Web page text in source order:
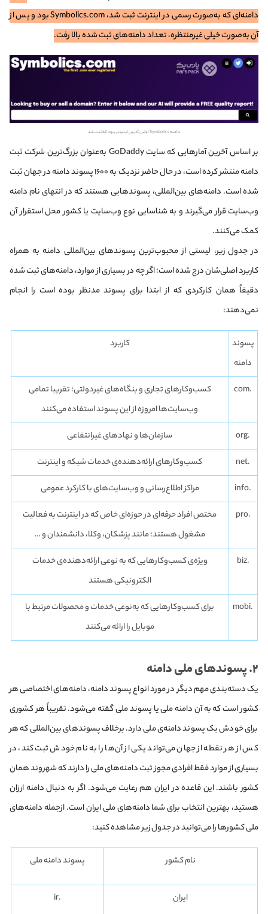
دامنه‌ای که به‌صورت رسمی در اینترنت ثبت شد، Symbolics.com بود و پس از
آن به‌صورت خیلی غیرمنتظره، تعداد دامنه‌های ثبت شده بالا رفت.
دامنه Symbolics اولین آدرس اینترنتی بود که ثبت شد
بر اساس آخرین آمارهایی که سایت GoDaddy به‌عنوان بزرگ‌ترین شرکت ثبت
دامنه منتشر کرده است، در حال حاضر نزدیک به ۱۶۰۰ پسوند دامنه در جهان ثبت
شده است. دامنه‌های بین‌المللی، پسوندهایی هستند که در انتهای نام دامنه
وب‌سایت قرار می‌گیرند و به شناسایی نوع وب‌سایت یا کشور محل استقرار آن
کمک می‌کنند.
در جدول زیر، لیستی از محبوب‌ترین پسوندهای بین‌المللی دامنه به همراه
کاربرد اصلی‌شان درج شده است؛ اگر چه در بسیاری از موارد، دامنه‌های ثبت شده
دقیقاً همان کارکردی که از ابتدا برای پسوند مدنظر بوده است را انجام
نمی‌دهند:
پسوند
دامنه
کاربرد
.com
کسب‌وکارهای تجاری و بنگاه‌های غیردولتی؛ تقریبا تمامی
وب‌سایت‌ها امروزه از این پسوند استفاده می‌کنند
.org
سازمان‌ها و نهادهای غیرانتفاعی
.net
کسب‌وکارهای ارائه‌دهنده‌ی خدمات شبکه و اینترنت
.info
مراکز اطلاع‌رسانی و وب‌سایت‌های با کارکرد عمومی
.pro
مختص افراد حرفه‌ای در حوزه‌ای خاص که در اینترنت به فعالیت
مشغول هستند؛ مانند پزشکان، وکلا، دانشمندان و …
.biz
ویژه‌ی کسب‌وکارهایی که به نوعی ارائه‌دهنده‌ی خدمات
الکترونیکی هستند
.mobi
برای کسب‌وکارهایی که به‌نوعی خدمات و محصولات مرتبط با
موبایل را ارائه می‌کنند
۲. پسوندهای ملی دامنه
یک دسته‌بندی مهم دیگر در مورد انواع پسوند دامنه، دامنه‌های اختصاصی هر
کشور است که به آن دامنه ملی یا پسوند ملی گفته می‌شود. تقریباً هر کشوری
برای خودش یک پسوند دامنه‌ی ملی دارد. برخلاف پسوندهای بین‌المللی که هر
کس از هر نقطه از جهان می‌تواند یکی از آن‌ها را به نام خودش ثبت کند، در
بسیاری از موارد فقط افرادی مجوز ثبت دامنه‌های ملی را دارند که شهروند همان
کشور باشند. این قاعده در ایران هم رعایت می‌شود. اگر به دنبال دامنه ارزان
هستید، بهترین انتخاب برای شما دامنه‌های ملی ایران است. ازجمله دامنه‌های
ملی کشورها را می‌توانید در جدول زیر مشاهده کنید:
نام کشور پسوند دامنه ملی
ایران .ir